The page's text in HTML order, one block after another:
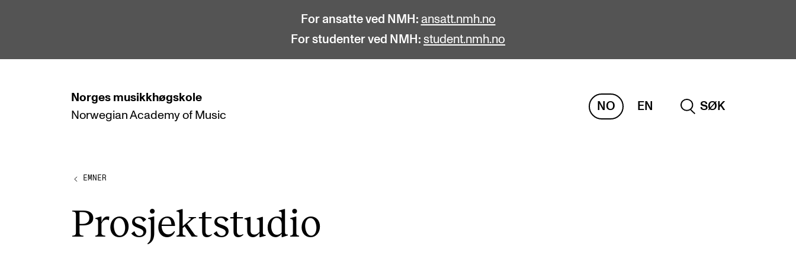
For ansatte ved NMH: ansatt.nmh.no
For studenter ved NMH: student.nmh.no
Norges musikkhøgskole
Norwegian Academy of Music
NO EN
SØK
STUDIER
Bachelor
Doktorgrad
Årsstudium og videreutdanning
Salane våre
EMNER
Pro­sjekt­stu­dio